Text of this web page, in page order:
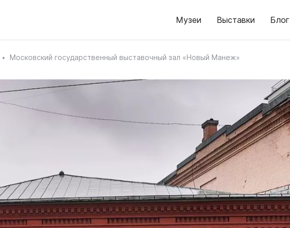
Музеи Выставки Блог
Московский государственный выставочный зал «Новый Манеж»